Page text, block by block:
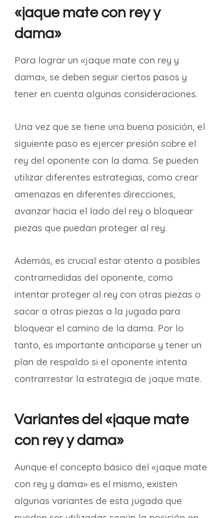
«jaque mate con rey y
dama»
Para lograr un «jaque mate con rey y
dama», se deben seguir ciertos pasos y
tener en cuenta algunas consideraciones.
Una vez que se tiene una buena posición, el
siguiente paso es ejercer presión sobre el
rey del oponente con la dama. Se pueden
utilizar diferentes estrategias, como crear
amenazas en diferentes direcciones,
avanzar hacia el lado del rey o bloquear
piezas que puedan proteger al rey.
Además, es crucial estar atento a posibles
contramedidas del oponente, como
intentar proteger al rey con otras piezas o
sacar a otras piezas a la jugada para
bloquear el camino de la dama. Por lo
tanto, es importante anticiparse y tener un
plan de respaldo si el oponente intenta
contrarrestar la estrategia de jaque mate.
Variantes del «jaque mate
con rey y dama»
Aunque el concepto básico del «jaque mate
con rey y dama» es el mismo, existen
algunas variantes de esta jugada que